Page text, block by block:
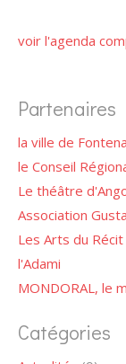
voir l'agenda
Partenaires
la ville de
le Conseil
Le théâtre
Association
Les Arts du Récit
l'Adami
MONDORAL, le
Catégories